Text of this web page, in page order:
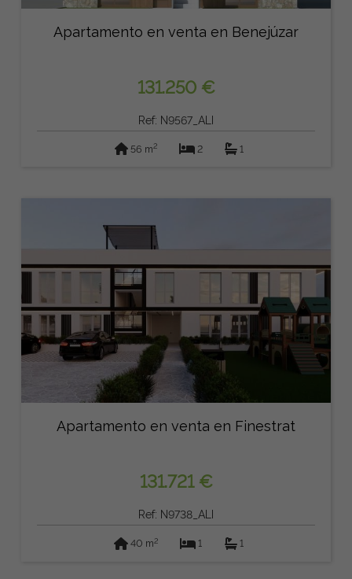
Apartamento en venta en Benejúzar
131.250 €
Ref: N9567_ALI
56 m2 2 1
Apartamento en venta en Finestrat
131.721 €
Ref: N9738_ALI
40 m2 1 1